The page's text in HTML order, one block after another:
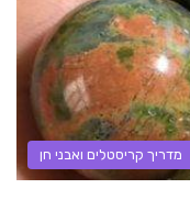
מדריך קריסטלים ואבני חן